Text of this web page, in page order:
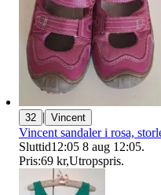
32 | Vincent
Vincent sandaler i rosa,
Sluttid12:05 8 aug 12:05.
Pris:69 kr,Utropspris.